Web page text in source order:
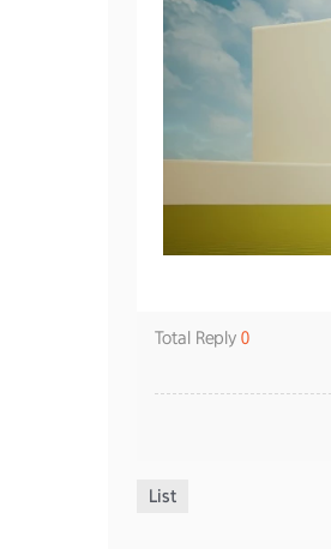
Total Reply 0
List